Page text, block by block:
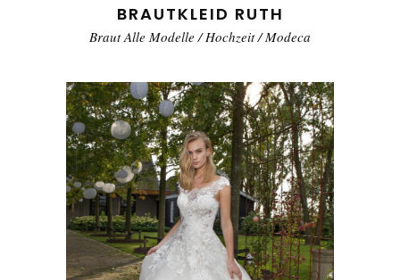
BRAUTKLEID RUTH
Braut Alle Modelle /Hochzeit/Modeca